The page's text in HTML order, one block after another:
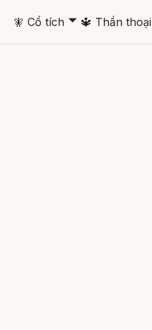
🧚 Cổ tích 🞃 🔱 Thần thoại